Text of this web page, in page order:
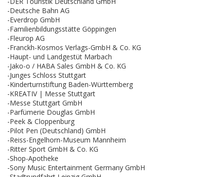
-Deutsche Bahn AG
-Everdrop GmbH
-Familienbildungsstätte Göppingen
-Fleurop AG
-Franckh-Kosmos Verlags-GmbH & Co. KG
-Haupt- und Landgestüt Marbach
-Jako-o / HABA Sales GmbH & Co. KG
-Junges Schloss Stuttgart
-Kinderturnstiftung Baden-Württemberg
-KREATIV | Messe Stuttgart
-Messe Stuttgart GmbH
-Parfümerie Douglas GmbH
-Peek & Cloppenburg
-Pilot Pen (Deutschland) GmbH
-Reiss-Engelhorn-Museum Mannheim
-Ritter Sport GmbH & Co. KG
-Shop-Apotheke
-Sony Music Entertainment Germany GmbH